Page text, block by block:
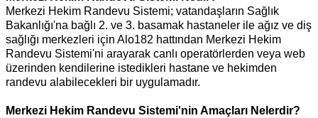
Merkezi Hekim Randevu Sistemi; vatandaşların Sağlık
Bakanlığı'na bağlı 2. ve 3. basamak hastaneler ile ağız ve diş
sağlığı merkezleri için Alo182 hattından Merkezi Hekim
Randevu Sistemi'ni arayarak canlı operatörlerden veya web
üzerinden kendilerine istedikleri hastane ve hekimden
randevu alabilecekleri bir uygulamadır.
Merkezi Hekim Randevu Sistemi'nin Amaçları Nelerdir?